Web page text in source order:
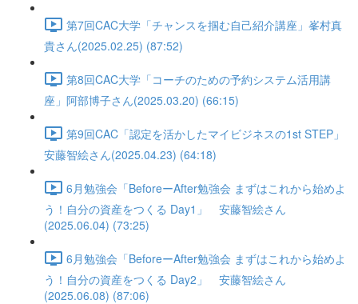
第7回CAC大学「チャンスを掴む自己紹介講座」峯村真
貴さん(2025.02.25) (87:52)
第8回CAC大学「コーチのための予約システム活用講
座」阿部博子さん(2025.03.20) (66:15)
第9回CAC「認定を活かしたマイビジネスの1st STEP」
安藤智絵さん(2025.04.23) (64:18)
6月勉強会「BeforeーAfter勉強会 まずはこれから始めよ
う！自分の資産をつくる Day1」 安藤智絵さん
(2025.06.04) (73:25)
6月勉強会「BeforeーAfter勉強会 まずはこれから始めよ
う！自分の資産をつくる Day2」 安藤智絵さん
(2025.06.08) (87:06)